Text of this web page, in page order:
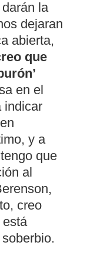
la
dejaran
abierta,
que
en el
indicar
y a
que
al
creo
está